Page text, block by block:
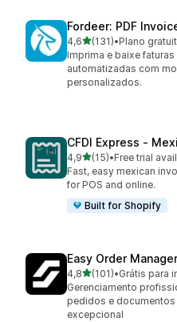
Fordeer: PDF
4,6de 5 estrelas
(131)
131 avaliações ao todo
•Plano
Imprima e baixe faturas
automatizadas com
personalizados.
CFDI Express ‑
4,9de 5 estrelas
(15)
15 avaliações ao todo
•Free trial
Fast, easy mexican
for POS and online.
Built for Shopify
Easy Order
4,8de 5 estrelas
(101)
101 avaliações ao todo
•Grátis para
Gerenciamento
pedidos e
excepcional